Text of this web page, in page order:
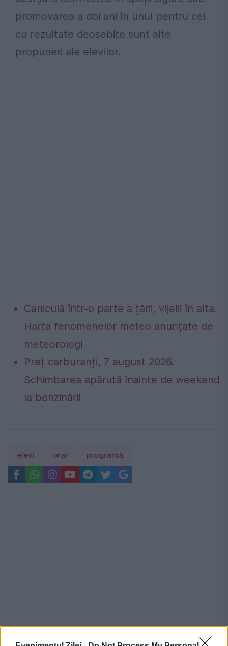
promovarea a doi ani în unul pentru cei
cu rezultate deosebite sunt alte
propuneri ale elevilor.
Caniculă într-o parte a țării, vijelii în alta.
Harta fenomenelor meteo anunțate de
meteorologi
Preț carburanți, 7 august 2026.
Schimbarea apărută înainte de weekend
la benzinării
elevi orar programă